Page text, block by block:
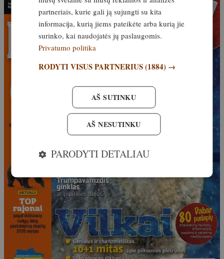
partneriais, kurie gali ją sujungti su kita
informacija, kurią jiems pateikėte arba kurią jie
surinko, kai naudojatės jų paslaugomis.
Privatumo politika
RODYTI VISUS PARTNERIUS(1884) →
AŠ SUTINKU
AŠ NESUTINKU
PARODYTI DETALIAU